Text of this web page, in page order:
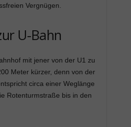
Vergnügen.
U-Bahn
mit jener von der U1 zu
Meter kürzer, denn von der
circa einer Weglänge
Rotenturmstraße bis in den